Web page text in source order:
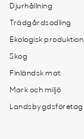
Djurhållning
Trädgårdsodling
Ekologisk produktion
Skog
Finländsk mat
Mark och miljö
Landsbygdsföretag